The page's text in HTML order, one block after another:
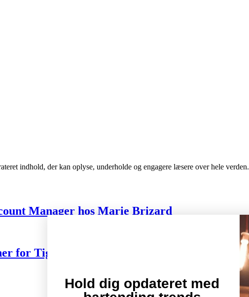
indhold, der kan oplyse, underholde og engagere læsere over hele verden.
Manager hos Marie Brizard
for Tiger Beer og Desperados
Hold dig opdateret med